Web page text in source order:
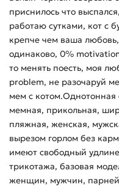
приснилось что
работаю сутками, кот с
крепче чем ваша
одинаково, 0%
то менять поесть, моя
problem, не разочаруй
мем с котом.Однотонная
мемная, прикольная,
пляжная, женская,
вырезом горлом без
имеют свободный
трикотажа, базовая
женщин, мужчин,